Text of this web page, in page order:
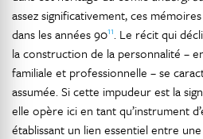
assez significativement, ces
dans les années 9011. Le récit qui
la construction de la personnalité –
familiale et professionnelle – se
assumée. Si cette impudeur est la
elle opère ici en tant qu’instrument
établissant un lien essentiel entre